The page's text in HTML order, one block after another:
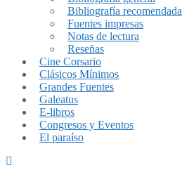
Bibliografía recomendada
Fuentes impresas
Notas de lectura
Reseñas
Cine Corsario
Clásicos Mínimos
Grandes Fuentes
Galeatus
E-libros
Congresos y Eventos
El paraíso